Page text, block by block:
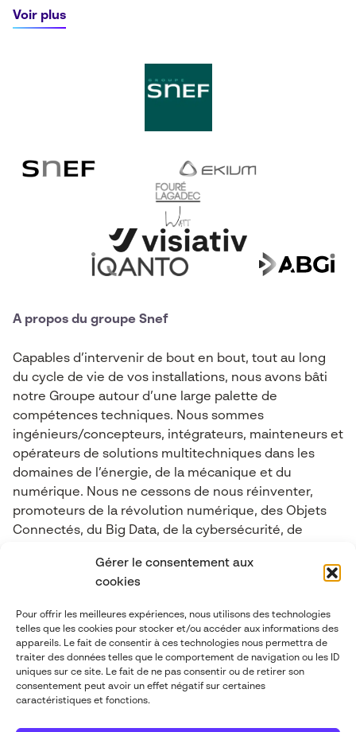
Gérer le consentement aux
cookies
Pour offrir les meilleures expériences, nous utilisons des technologies
telles que les cookies pour stocker et/ou accéder aux informations des
appareils. Le fait de consentir à ces technologies nous permettra de
traiter des données telles que le comportement de navigation ou les ID
uniques sur ce site. Le fait de ne pas consentir ou de retirer son
consentement peut avoir un effet négatif sur certaines
caractéristiques et fonctions.
Voir plus
A propos du groupe Snef
Capables d’intervenir de bout en bout, tout au long
du cycle de vie de vos installations, nous avons bâti
notre Groupe autour d’une large palette de
compétences techniques. Nous sommes
ingénieurs/concepteurs, intégrateurs, mainteneurs et
opérateurs de solutions multitechniques dans les
domaines de l’énergie, de la mécanique et du
numérique. Nous ne cessons de nous réinventer,
promoteurs de la révolution numérique, des Objets
Connectés, du Big Data, de la cybersécurité, de
Réalité mixte.
Contactez-nous
contact@abgi-france.com
+33 4 78 92 40 00